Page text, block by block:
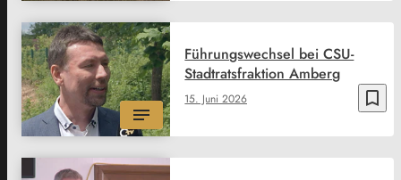
bookmark_border
15. Juni 2026
Führungswechsel bei CSU-
Stadtratsfraktion Amberg